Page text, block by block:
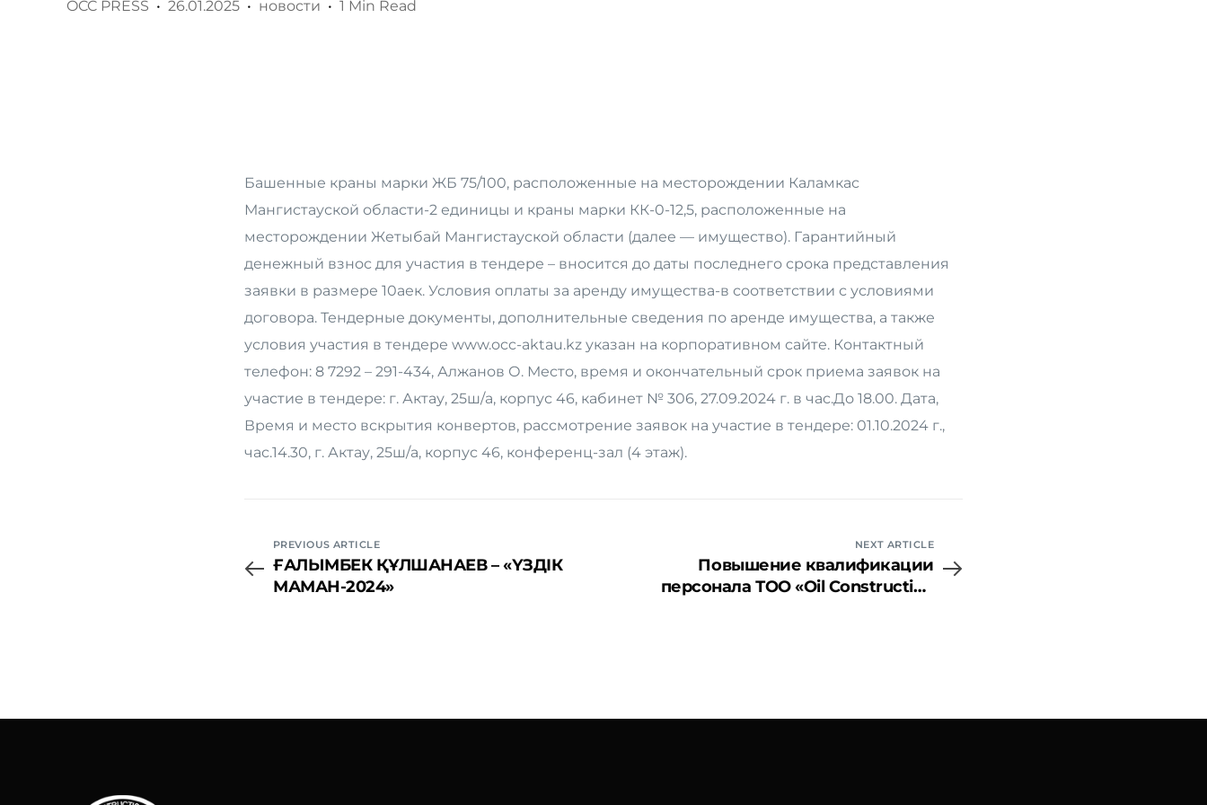
OCC PRESS 26.01.2025 новости 1 Min Read
Башенные краны марки ЖБ 75/100, расположенные на месторождении Каламкас
Мангистауской области-2 единицы и краны марки КК-0-12,5, расположенные на
месторождении Жетыбай Мангистауской области (далее — имущество). Гарантийный
денежный взнос для участия в тендере – вносится до даты последнего срока представления
заявки в размере 10аек. Условия оплаты за аренду имущества-в соответствии с условиями
договора. Тендерные документы, дополнительные сведения по аренде имущества, а также
условия участия в тендере www.occ-aktau.kz указан на корпоративном сайте. Контактный
телефон: 8 7292 – 291-434, Алжанов О. Место, время и окончательный срок приема заявок на
участие в тендере: г. Актау, 25ш/а, корпус 46, кабинет № 306, 27.09.2024 г. в час.До 18.00. Дата,
Время и место вскрытия конвертов, рассмотрение заявок на участие в тендере: 01.10.2024 г.,
час.14.30, г. Актау, 25ш/а, корпус 46, конференц-зал (4 этаж).
PREVIOUS ARTICLE
ҒАЛЫМБЕК ҚҰЛШАНАЕВ – «ҮЗДІК
МАМАН-2024»
NEXT ARTICLE
Повышение квалификации
персонала ТОО «Oil Construction